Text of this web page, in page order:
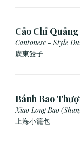
Cảo Chỉ
Cantonese - Style
廣東餃⼦
Bánh Bao
(3 Viên)
Xiao Long Bao
Dumpling)
上海小籠包